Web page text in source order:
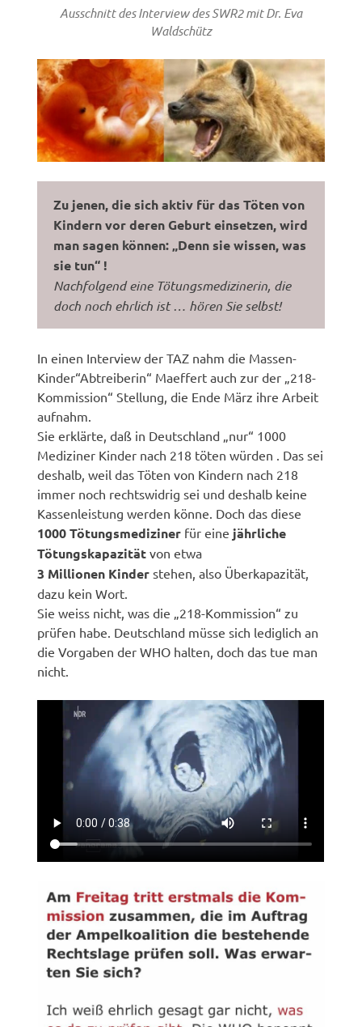
Ausschnitt des Interview des SWR2 mit Dr. Eva
Waldschütz
Zu jenen, die sich aktiv für das Töten von
Kindern vor deren Geburt einsetzen, wird
man sagen können: „Denn sie wissen, was
sie tun“ !
Nachfolgend eine Tötungsmedizinerin, die
doch noch ehrlich ist … hören Sie selbst!
In einen Interview der TAZ nahm die Massen-
Kinder“Abtreiberin“ Maeffert auch zur der „218-
Kommission“ Stellung, die Ende März ihre Arbeit
aufnahm.
Sie erklärte, daß in Deutschland „nur“ 1000
Mediziner Kinder nach 218 töten würden . Das sei
deshalb, weil das Töten von Kindern nach 218
immer noch rechtswidrig sei und deshalb keine
Kassenleistung werden könne. Doch das diese
1000 Tötungsmediziner für eine jährliche
Tötungskapazität von etwa
3 Millionen Kinder stehen, also Überkapazität,
dazu kein Wort.
Sie weiss nicht, was die „218-Kommission“ zu
prüfen habe. Deutschland müsse sich lediglich an
die Vorgaben der WHO halten, doch das tue man
nicht.